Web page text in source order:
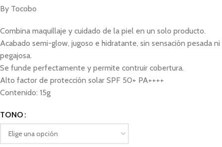
By Tocobo
Combina maquillaje y cuidado de la piel en un solo producto.
Acabado semi-glow, jugoso e hidratante, sin sensación pesada ni
pegajosa.
Se funde perfectamente y permite contruir cobertura.
Alto factor de protección solar SPF 50+ PA++++
Contenido: 15g
TONO